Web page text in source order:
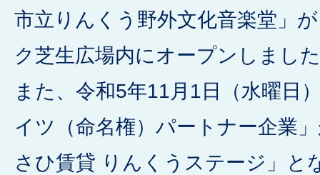
市立りんくう野外文化音楽堂」
ク芝生広場内にオープンしまし
また、令和5年11月1日（水曜日
イツ（命名権）パートナー企業
さひ賃貸 りんくうステージ」と